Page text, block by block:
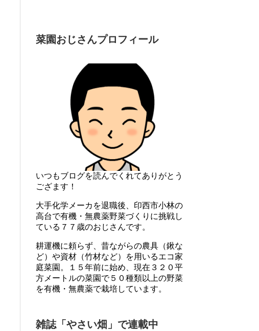
菜園おじさんプロフィール
いつもブログを読んでくれてありがとう
ござます！
大手化学メーカを退職後、印西市小林の
高台で有機・無農薬野菜づくりに挑戦し
ている７７歳のおじさんです。
耕運機に頼らず、昔ながらの農具（鍬な
ど）や資材（竹材など）を用いるエコ家
庭菜園。１５年前に始め、現在３２０平
方メートルの菜園で５０種類以上の野菜
を有機・無農薬で栽培しています。
雑誌「やさい畑」で連載中